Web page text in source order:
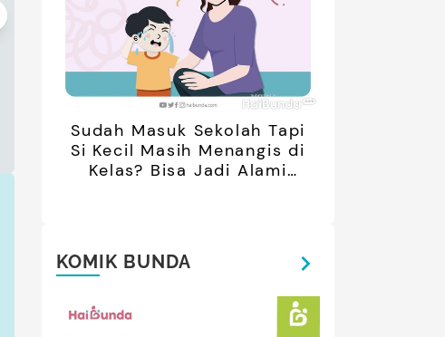
Deretan Artis yang Menetap di
Luar Negeri Usai Menikah, Intip
5 Potret Terbarunya
5 Potret Kedekatan Alyssa
Daguise Bersama Ayahanda
asal Prancis, Dipuji Tampan
oleh Netizen
Sudah Masuk Sekolah Tapi
Si Kecil Masih Menangis di
Kelas? Bisa Jadi Alami
KOMIK BUNDA